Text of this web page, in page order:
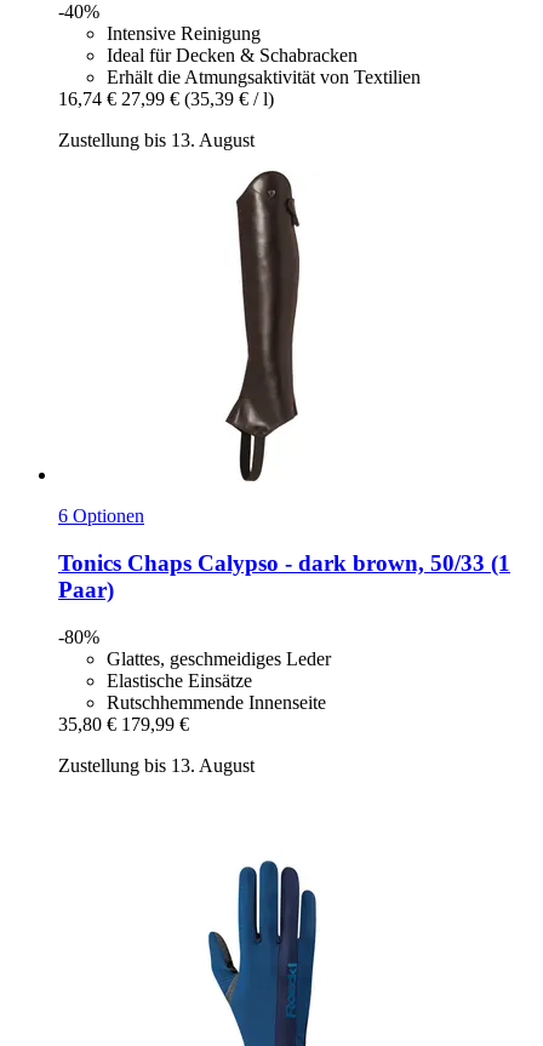
-40%
Intensive Reinigung
Ideal für Decken & Schabracken
Erhält die Atmungsaktivität von Textilien
16,74 € 27,99 € (35,39 € / l)
Zustellung bis 13. August
6 Optionen
Tonics Chaps Calypso -​ dark brown, 50/33 (1
Paar)
-80%
Glattes, geschmeidiges Leder
Elastische Einsätze
Rutschhemmende Innenseite
35,80 € 179,99 €
Zustellung bis 13. August